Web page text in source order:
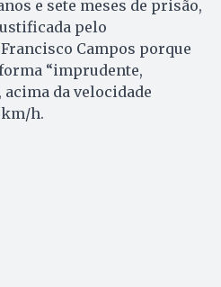
e sete meses de prisão,
pelo
Campos porque
“imprudente,
da velocidade
km/h.